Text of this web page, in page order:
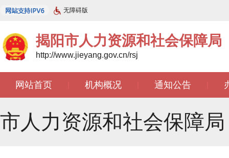
无障碍版
揭阳市人力资源和社会保障局
http://www.jieyang.gov.cn/rsj
网站首页 机构概况 通知公告
市人力资源和社会保障局